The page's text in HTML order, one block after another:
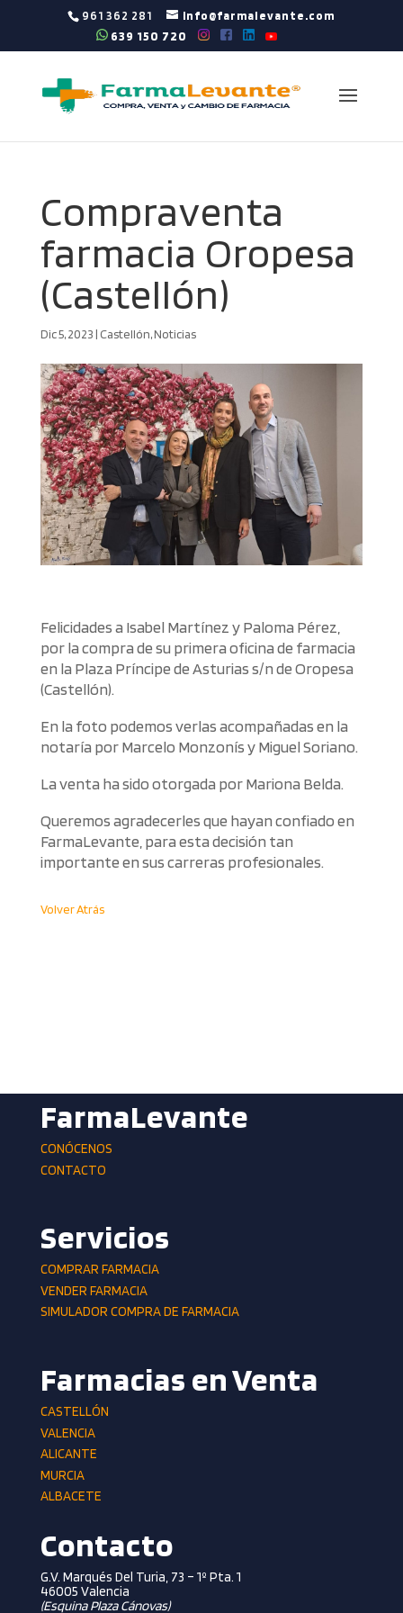
961 362 281 info@farmalevante.com
639 150 720
Compraventa
farmacia Oropesa
(Castellón)
Dic 5, 2023| Castellón,Noticias
Felicidades a Isabel Martínez y Paloma Pérez,
por la compra de su primera oficina de farmacia
en la Plaza Príncipe de Asturias s/n de Oropesa
(Castellón).
En la foto podemos verlas acompañadas en la
notaría por Marcelo Monzonís y Miguel Soriano.
La venta ha sido otorgada por Mariona Belda.
Queremos agradecerles que hayan confiado en
FarmaLevante, para esta decisión tan
importante en sus carreras profesionales.
Volver Atrás
FarmaLevante
CONÓCENOS
CONTACTO
Servicios
COMPRAR FARMACIA
VENDER FARMACIA
SIMULADOR COMPRA DE FARMACIA
Farmacias en Venta
CASTELLÓN
VALENCIA
ALICANTE
MURCIA
ALBACETE
Contacto
G.V. Marqués Del Turia, 73 – 1º Pta. 1
46005 Valencia
(esquina Plaza Cánovas)